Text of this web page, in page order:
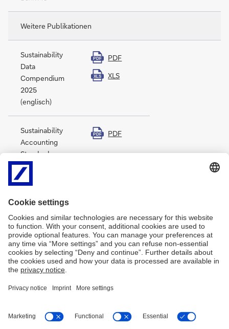
Weitere Publikationen
Sustainability
Data
Compendium
2025
(englisch)
PDF PDF
XLS XLS
Sustainability
Accounting
Standards
Board Index
2025
(englisch)
PDF PDF
Anteilsbesitz
2025
PDF PDF
Rechtliche Hinweise
Datenschutz